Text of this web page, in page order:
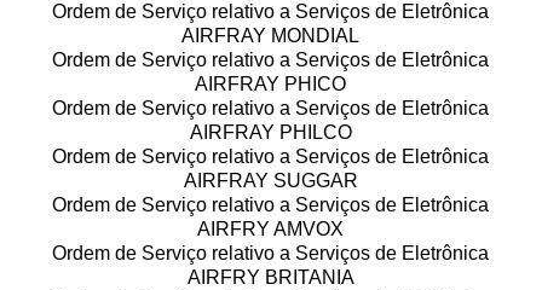
Ordem de Serviço relativo a Serviços de Eletrônica
AIRFRAY MONDIAL
Ordem de Serviço relativo a Serviços de Eletrônica
AIRFRAY PHICO
Ordem de Serviço relativo a Serviços de Eletrônica
AIRFRAY PHILCO
Ordem de Serviço relativo a Serviços de Eletrônica
AIRFRAY SUGGAR
Ordem de Serviço relativo a Serviços de Eletrônica
AIRFRY AMVOX
Ordem de Serviço relativo a Serviços de Eletrônica
AIRFRY BRITANIA